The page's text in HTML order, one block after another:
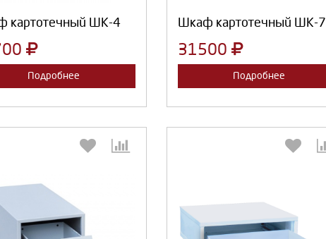
картотечный ШК-4
Подробнее
Шкаф картотечный ШК-7
31500
Подробнее